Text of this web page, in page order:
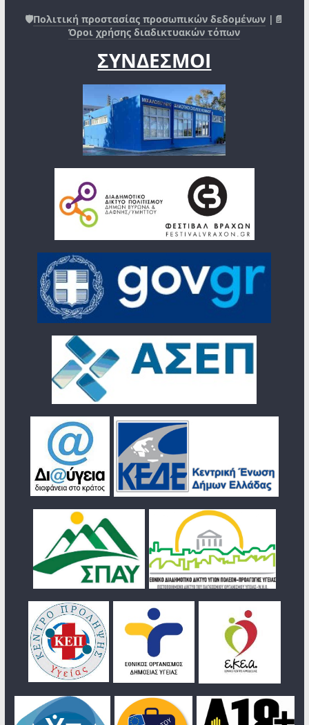
🛡️Πολιτική προστασίας προσωπικών δεδομένων |📄
Όροι χρήσης διαδικτυακών τόπων
ΣΥΝΔΕΣΜΟΙ